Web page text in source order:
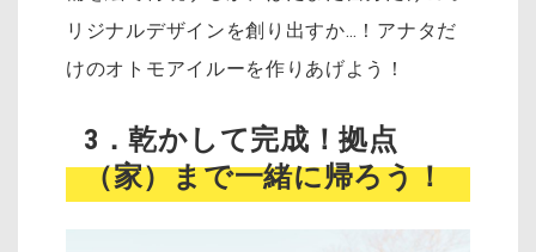
リジナルデザインを創り出すか…！アナタだ
けのオトモアイルーを作りあげよう！
3．乾かして完成！拠点
（家）まで一緒に帰ろう！